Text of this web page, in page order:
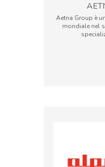
Aetna Group è
mondiale nel